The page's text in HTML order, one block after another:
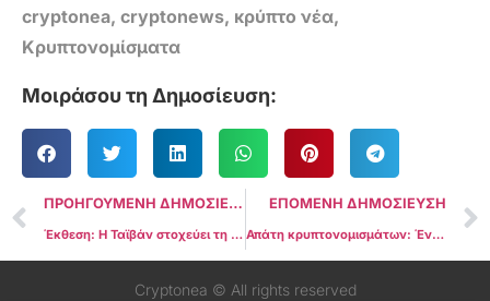
cryptonea, cryptonews, κρύπτο νέα,
Κρυπτονομίσματα
Μοιράσου τη Δημοσίευση:
ΠΡΟΗΓΟΥΜΕΝΗ ΔΗΜΟΣΙΕΥΣΗ
Έκθεση: Η Ταϊβάν στοχεύει τη νομοθεσία για τα κρυπτονομίσματα έως τον Νοέμβριο
ΕΠΟΜΕΝΗ ΔΗΜΟΣΙΕΥΣΗ
Απάτη κρυπτονομισμάτων: Ένα μικρό κλάσμα μεταξύ των τεράστιων παράνομων δραστηριοτήτων αξίας 3,2 τρισεκατομμυρίων δολαρίων σε παραδοσιακά συστήματα Fiat
Cryptonea © All rights reserved